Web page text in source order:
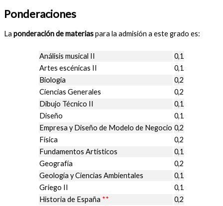
Ponderaciones
La ponderación de materiaspara la admisión a este grado es:
Análisis musical II
0,1
Artes escénicas II
0,1
Biología
0,2
Ciencias Generales
0,2
Dibujo Técnico II
0,1
Diseño
0,1
Empresa y Diseño de Modelo de Negocio 0,2
Física
0,2
Fundamentos Artísticos
0,1
Geografía
0,2
Geología y Ciencias Ambientales
0,1
Griego II
0,1
Historia de España ** 0,2